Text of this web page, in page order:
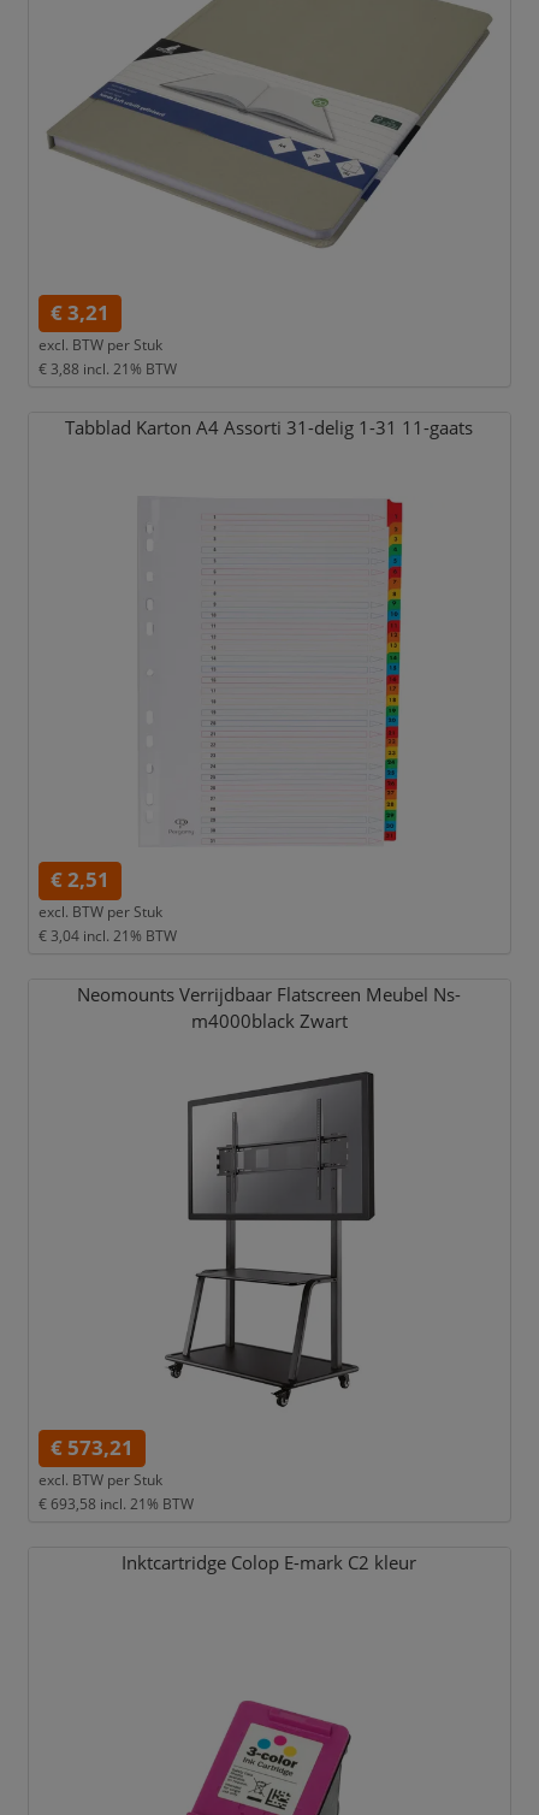
€ 3,21
excl. BTW per Stuk
€ 3,88 incl. 21% BTW
Tabblad Karton A4 Assorti 31-delig 1-31 11-gaats
€ 2,51
excl. BTW per Stuk
€ 3,04 incl. 21% BTW
Neomounts Verrijdbaar Flatscreen Meubel Ns-
m4000black Zwart
€ 573,21
excl. BTW per Stuk
€ 693,58 incl. 21% BTW
Inktcartridge Colop E-mark C2 kleur